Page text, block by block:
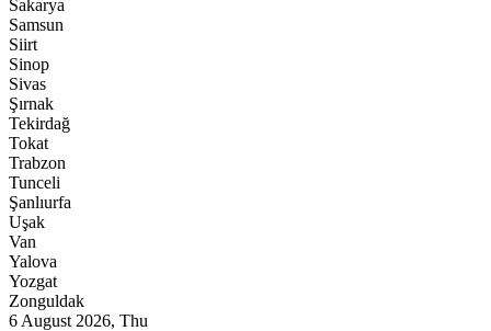
Sakarya
Samsun
Siirt
Sinop
Sivas
Şırnak
Tekirdağ
Tokat
Trabzon
Tunceli
Şanlıurfa
Uşak
Van
Yalova
Yozgat
Zonguldak
6 August 2026, Thu